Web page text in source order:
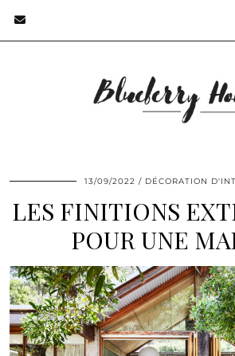
13/09/2022 DÉCORATION
LES FINITIONS
POUR UNE